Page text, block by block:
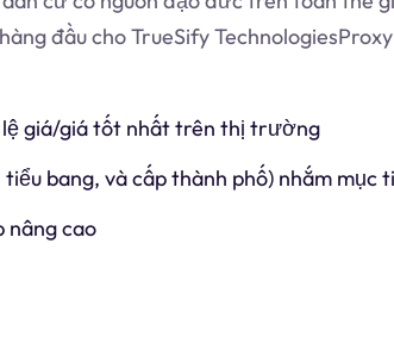
đầu cho TrueSify
giá/giá tốt nhất trên thị trường
bang, và cấp thành phố) nhắm mục
nâng cao